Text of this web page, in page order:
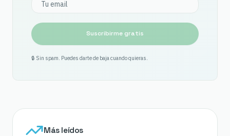
Suscribirme gratis
🔒 Sin spam. Puedes darte de baja cuando quieras.
Más leídos